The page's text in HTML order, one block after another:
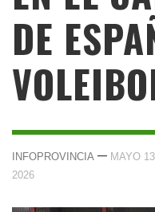
DE
INFOPROVINCIA — MAYO 13,
2026